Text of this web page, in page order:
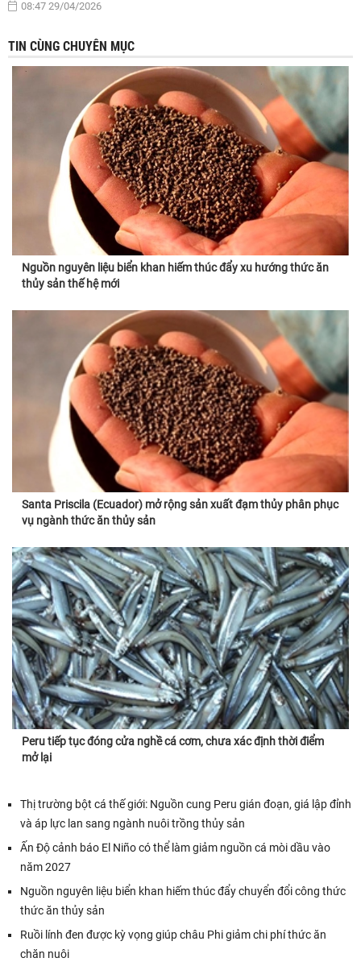
08:47 29/04/2026
TIN CÙNG CHUYÊN MỤC
Nguồn nguyên liệu biển khan hiếm thúc đẩy xu hướng thức ăn
thủy sản thế hệ mới
Santa Priscila (Ecuador) mở rộng sản xuất đạm thủy phân phục
vụ ngành thức ăn thủy sản
Peru tiếp tục đóng cửa nghề cá cơm, chưa xác định thời điểm
mở lại
Thị trường bột cá thế giới: Nguồn cung Peru gián đoạn, giá lập đỉnh
và áp lực lan sang ngành nuôi trồng thủy sản
Ấn Độ cảnh báo El Niño có thể làm giảm nguồn cá mòi dầu vào
năm 2027
Nguồn nguyên liệu biển khan hiếm thúc đẩy chuyển đổi công thức
thức ăn thủy sản
Ruồi lính đen được kỳ vọng giúp châu Phi giảm chi phí thức ăn
chăn nuôi